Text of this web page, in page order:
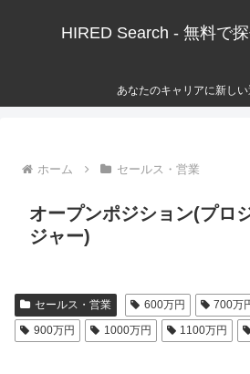
HIRED Search - 無料で
あなたのキャリアに新し
ホーム セールス・営業
オープンポジション(プロ
ジャー)
セールス・営業 600万円 700万
900万円
1000万円 1100万円